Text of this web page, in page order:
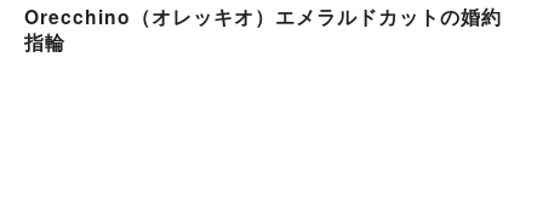
Orecchino（オレッキオ）エメラルドカットの婚約
指輪